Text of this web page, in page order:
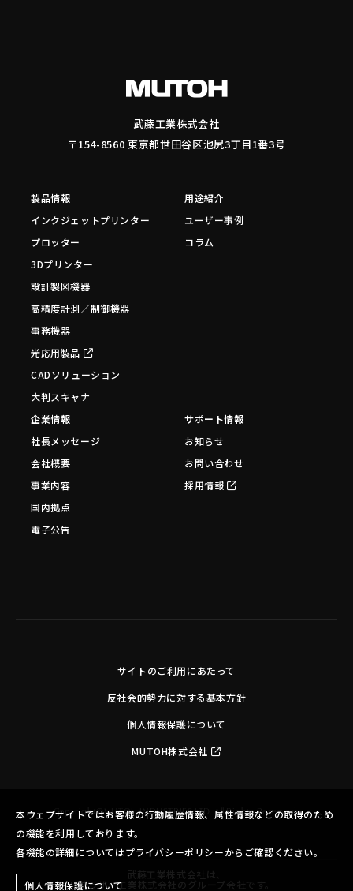
武藤工業株式会社
〒154-8560 東京都世田谷区池尻3丁目1番3号
製品情報
インクジェットプリンター
プロッター
3Dプリンター
設計製図機器
高精度計測／制御機器
事務機器
光応用製品
CADソリューション
大判スキャナ
用途紹介
ユーザー事例
コラム
企業情報
社長メッセージ
会社概要
事業内容
国内拠点
電子公告
サポート情報
お知らせ
お問い合わせ
採用情報
サイトのご利用にあたって
反社会的勢力に対する基本方針
個人情報保護について
MUTOH株式会社
Copyright©MUTOH INDUSTRIES LTD. All Rights Reserved.
本ウェブサイトではお客様の行動履歴情報、属性情報などの取得のため
の機能を利用しております。
各機能の詳細についてはプライバシーポリシーからご確認ください。
個人情報保護について
武藤工業株式会社は、
ブラザー工業株式会社のグループ会社です。